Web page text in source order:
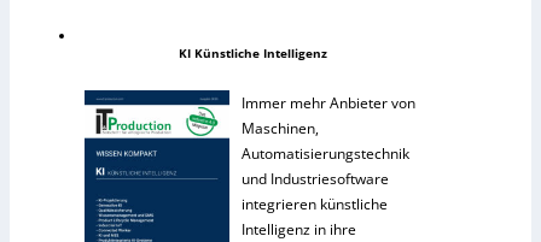
KI Künstliche Intelligenz
Immer mehr Anbieter von
Maschinen,
Automatisierungstechnik
und Industriesoftware
integrieren künstliche
Intelligenz in ihre